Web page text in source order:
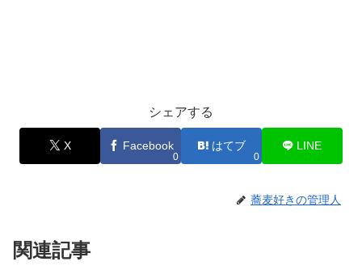
シェアする
X Facebook
0
はてブ
0
LINE
蕎麦好きの管理人
関連記事